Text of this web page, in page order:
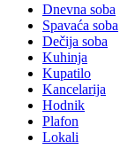
Dnevna soba
Spavaća soba
Dečija soba
Kuhinja
Kupatilo
Kancelarija
Hodnik
Plafon
Lokali